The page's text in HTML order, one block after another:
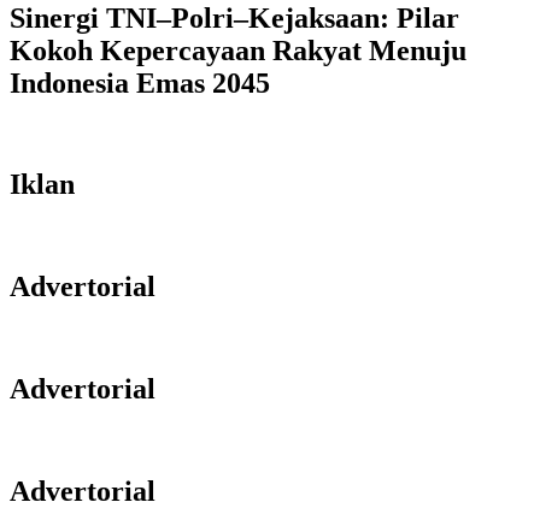
Sinergi TNI–Polri–Kejaksaan: Pilar
Kokoh Kepercayaan Rakyat Menuju
Indonesia Emas 2045
Iklan
Advertorial
Advertorial
Advertorial